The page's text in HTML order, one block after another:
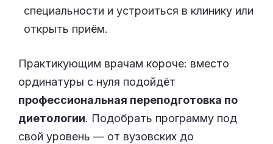
специальности и устроиться в клинику или
открыть приём.
Практикующим врачам короче: вместо
ординатуры с нуля подойдёт
профессиональная переподготовка по
диетологии. Подобрать программу под
свой уровень — от вузовских до